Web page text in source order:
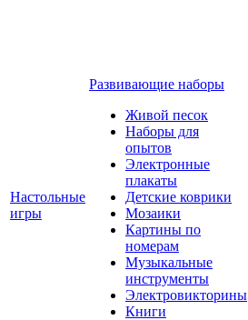
Настольные
игры
Развивающие наборы
Живой песок
Наборы для
опытов
Электронные
плакаты
Детские коврики
Мозаики
Картины по
номерам
Музыкальные
инструменты
Электровикторины
Книги